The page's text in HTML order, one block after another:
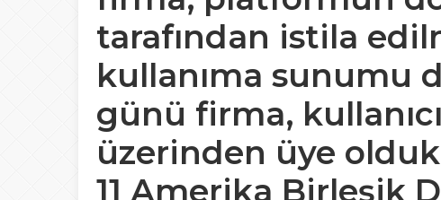
tarafından istila
kullanıma sunumu
günü firma,
üzerinden üye
11 Amerika Birleşik